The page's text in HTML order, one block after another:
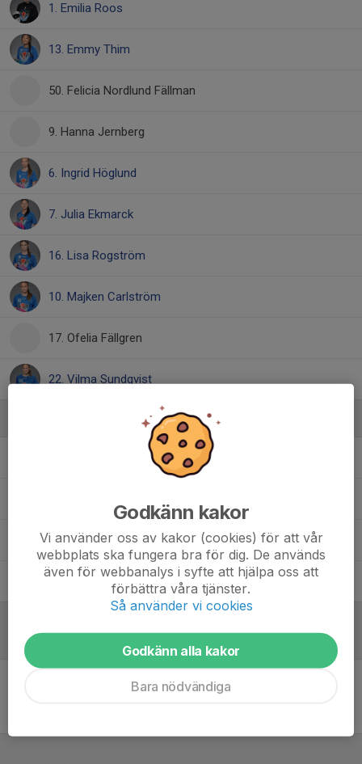
1. Emilia Roos
13. Emmy Thim
50. Felicia Nordlund Fällman
9. Hanna Jernberg
6. Ingrid Höglund
7. Julia Ekmarck
16. Lisa Rogström
10. Majken Carlström
17. Ofelia Fällgren
22. Vilma Sundqvist
Anna Gertzén FällgrenFöräldragrupp
Sofie SundqvistLedare
Urban EkmarckTränare
Referat
Inget referat skrivet
Godkänn kakor
Vi använder oss av kakor (cookies) för att vår
webbplats ska fungera bra för dig. De används
även för webbanalys i syfte att hjälpa oss att
förbättra våra tjänster.
Så använder vi cookies
Godkänn alla kakor
Bara nödvändiga